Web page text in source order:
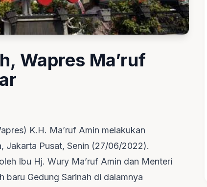
Wapres Ma’ruf
K.H. Ma’ruf Amin melakukan
Jakarta Pusat, Senin (27/06/2022).
Ibu Hj. Wury Ma’ruf Amin dan Menteri
baru Gedung Sarinah di dalamnya